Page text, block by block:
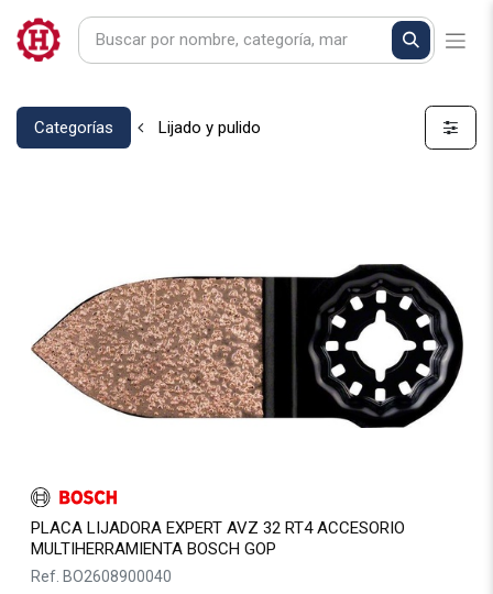
Categorías Lijado y pulido
PLACA LIJADORA EXPERT AVZ 32 RT4 ACCESORIO
MULTIHERRAMIENTA BOSCH GOP
Ref. BO2608900040